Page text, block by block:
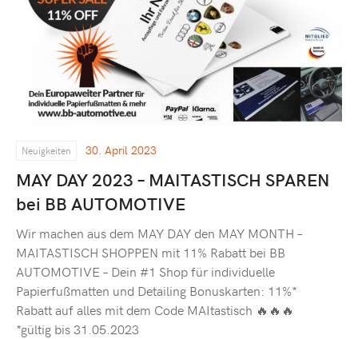
Neuigkeiten 30. April 2023
MAY DAY 2023 – MAITASTISCH SPAREN
bei BB AUTOMOTIVE
Wir machen aus dem MAY DAY den MAY MONTH –
MAITASTISCH SHOPPEN mit 11% Rabatt bei BB
AUTOMOTIVE – Dein #1 Shop für individuelle
Papierfußmatten und Detailing Bonuskarten: 11%*
Rabatt auf alles mit dem Code MAItastisch 🔥🔥🔥
*gültig bis 31.05.2023